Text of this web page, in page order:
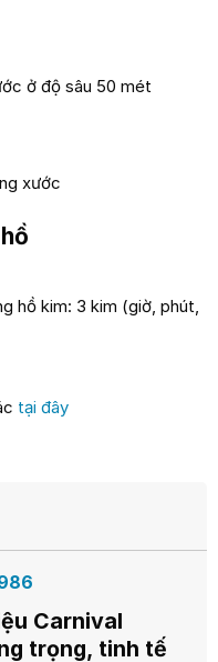
ở độ sâu 50 mét
xước
hồ kim: 3 kim (giờ, phút,
tại đây
Carnival
trọng, tinh tế